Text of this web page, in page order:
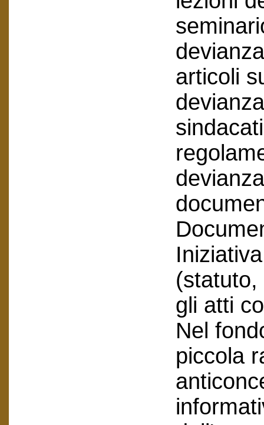
articoli
gli atti
Nel
piccola